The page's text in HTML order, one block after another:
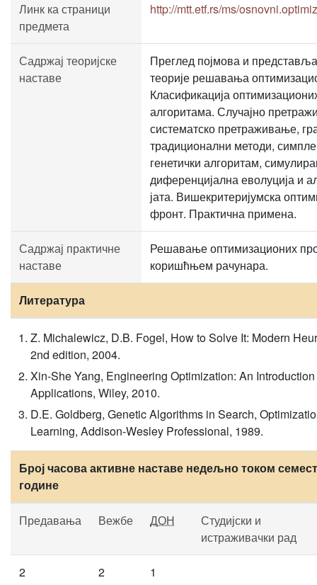
Линк ка страници
предмета
http://mtt.etf.rs/ms/
Садржај теоријске
наставе
Преглед појмова и
теорије решавања
Класификација
алгоритама. Случајно
систематско претраживање,
традиционални методи,
генетички алгоритам,
диференцијална еволуција и
јата. Вишекритеријумска
фронт. Практична примена.
Садржај практичне
наставе
Решавање оптимизационих
коришћњем рачунара.
Литература
Z. Michalewicz, D.B. Fogel, How to Solve It: Modern
2nd edition, 2004.
Xin-She Yang, Engineering Optimization: An
Applications, Wiley, 2010.
D.E. Goldberg, Genetic Algorithms in Search,
Learning, Addison-Wesley Professional, 1989.
Број часова активне наставе недељно током
године
Предавања Вежбе ДОН
Студијски и
истраживачки рад
2 2 1